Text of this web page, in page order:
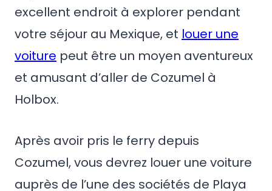
excellent endroit à explorer pendant
votre séjour au Mexique, et louer une
voiture peut être un moyen aventureux
et amusant d’aller de Cozumel à
Holbox.
Après avoir pris le ferry depuis
Cozumel, vous devrez louer une voiture
auprès de l’une des sociétés de Playa